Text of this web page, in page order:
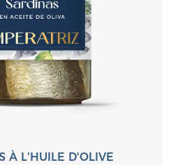
À L'HUILE D'OLIVE